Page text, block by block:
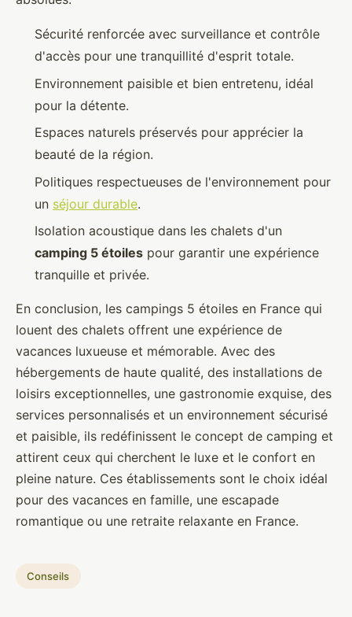
Sécurité renforcée avec surveillance et contrôle
d'accès pour une tranquillité d'esprit totale.
Environnement paisible et bien entretenu, idéal
pour la détente.
Espaces naturels préservés pour apprécier la
beauté de la région.
Politiques respectueuses de l'environnement pour
un séjour durable.
Isolation acoustique dans les chalets d'un
camping 5 étoiles pour garantir une expérience
tranquille et privée.
En conclusion, les campings 5 étoiles en France qui
louent des chalets offrent une expérience de
vacances luxueuse et mémorable. Avec des
hébergements de haute qualité, des installations de
loisirs exceptionnelles, une gastronomie exquise, des
services personnalisés et un environnement sécurisé
et paisible, ils redéfinissent le concept de camping et
attirent ceux qui cherchent le luxe et le confort en
pleine nature. Ces établissements sont le choix idéal
pour des vacances en famille, une escapade
romantique ou une retraite relaxante en France.
Conseils